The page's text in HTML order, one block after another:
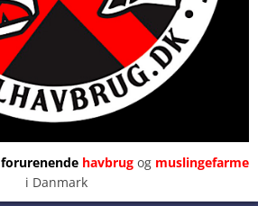
forurenendehavbrugog muslingefarme
i Danmark